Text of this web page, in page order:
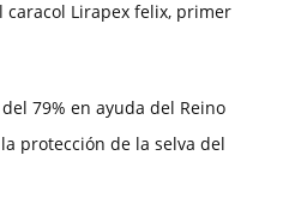
caracol Lirapex felix, primer
79% en ayuda del Reino
protección de la selva del